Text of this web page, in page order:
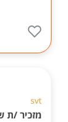
svt
מזכיר /ת